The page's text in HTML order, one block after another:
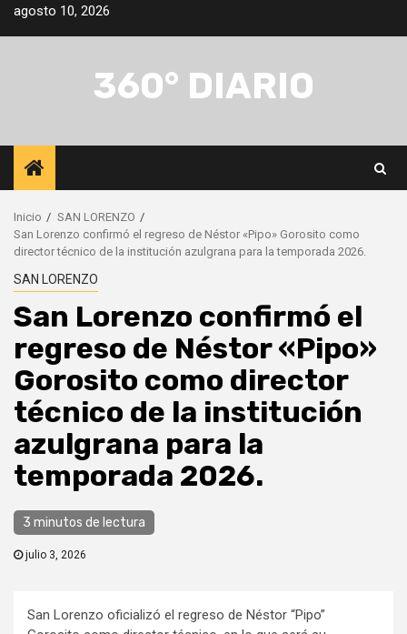
Saltar
agosto 10, 2026
360° DIARIO
Inicio
SAN LORENZO
San Lorenzo confirmó el regreso de Néstor «Pipo» Gorosito como
director técnico de la institución azulgrana para la temporada 2026.
SAN LORENZO
San Lorenzo confirmó el
regreso de Néstor «Pipo»
Gorosito como director
técnico de la institución
azulgrana para la
temporada 2026.
3 minutos de lectura
julio 3, 2026
San Lorenzo oficializó el regreso de Néstor “Pipo”